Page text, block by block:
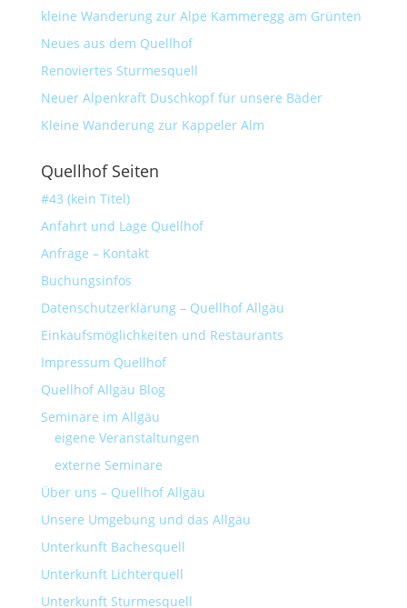
kleine Wanderung zur Alpe Kammeregg am Grünten
Neues aus dem Quellhof
Renoviertes Sturmesquell
Neuer Alpenkraft Duschkopf für unsere Bäder
Kleine Wanderung zur Kappeler Alm
Quellhof Seiten
#43 (kein Titel)
Anfahrt und Lage Quellhof
Anfrage – Kontakt
Buchungsinfos
Datenschutzerklärung – Quellhof Allgäu
Einkaufsmöglichkeiten und Restaurants
Impressum Quellhof
Quellhof Allgäu Blog
Seminare im Allgäu
eigene Veranstaltungen
externe Seminare
Über uns – Quellhof Allgäu
Unsere Umgebung und das Allgäu
Unterkunft Bachesquell
Unterkunft Lichterquell
Unterkunft Sturmesquell